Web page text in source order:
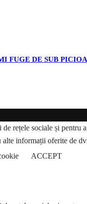
DE SUB
rețele sociale și
informații oferite de
ACCEPT